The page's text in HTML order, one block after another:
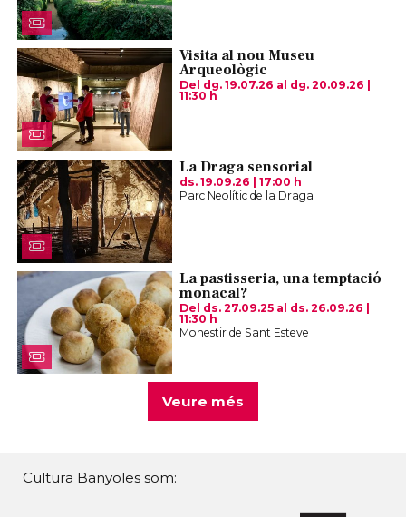
Visita al nou Museu
Arqueològic
Del dg. 19.07.26 al dg. 20.09.26
11:30 h
La Draga sensorial
ds. 19.09.26
17:00 h
Parc Neolític de la Draga
La pastisseria, una temptació
monacal?
Del ds. 27.09.25al ds. 26.09.26 |
11:30 h
Monestir de Sant Esteve
Veure més
Cultura Banyoles som: